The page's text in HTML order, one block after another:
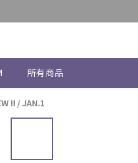
所有商品
!! / JAN.1